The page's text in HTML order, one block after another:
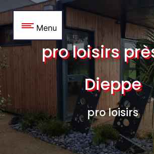
Menu
pro loisirs
Dieppe
pro loisirs
Panneau de gestion des cookies